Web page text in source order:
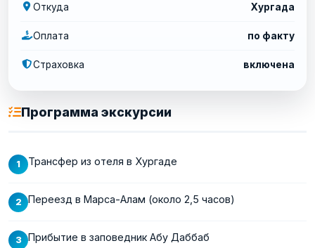
Программа экскурсии
Трансфер из отеля в Хургаде
Переезд в Марса-Алам (около 2,5 часов)
Прибытие в заповедник Абу Даббаб
Откуда Хургада
Оплата по факту
Страховка включена